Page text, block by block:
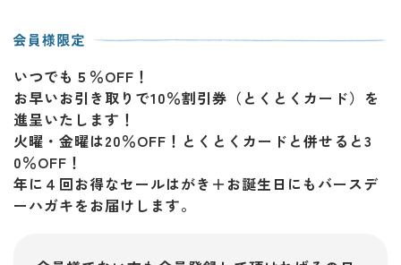
いつでも５％OFF！
お早いお引き取りで10％割引券（とくとくカード）を
進呈いたします！
火曜・金曜は20％OFF！とくとくカードと併せると3
0％OFF！
年に４回お得なセールはがき＋お誕生日にもバースデ
ーハガキをお届けします。